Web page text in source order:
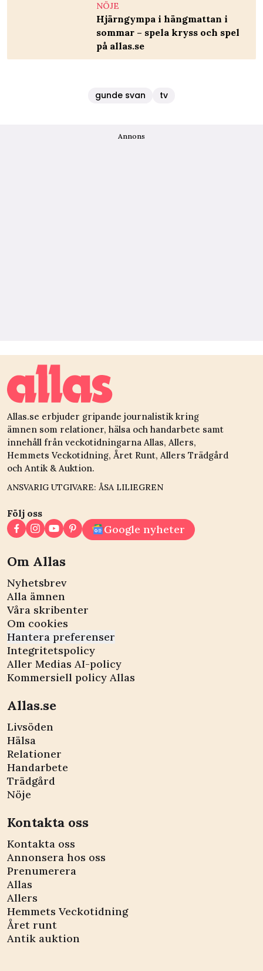
NÖJE
Hjärngympa i hängmattan i
sommar – spela kryss och spel
på allas.se
gunde svan tv
Annons
Allas.se erbjuder gripande journalistik kring
ämnen som relationer, hälsa och handarbete samt
innehåll från veckotidningarna Allas, Allers,
Hemmets Veckotidning, Året Runt, Allers Trädgård
och Antik & Auktion.
ANSVARIG UTGIVARE: ÅSA LILIEGREN
Följ oss
Google nyheter
Om Allas
Nyhetsbrev
Alla ämnen
Våra skribenter
Om cookies
Hantera preferenser
Integritetspolicy
Aller Medias AI-policy
Kommersiell policy Allas
Allas.se
Livsöden
Hälsa
Relationer
Handarbete
Trädgård
Nöje
Kontakta oss
Kontakta oss
Annonsera hos oss
Prenumerera
Allas
Allers
Hemmets Veckotidning
Året runt
Antik auktion